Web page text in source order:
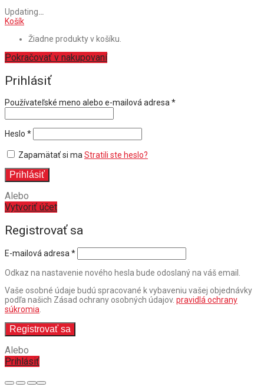
Updating…
Košík
Žiadne produkty v košíku.
Pokračovať v nakupovaní
Prihlásiť
Používateľské meno alebo e-mailová adresa *Povinné
Heslo *Povinné
Zapamätať si ma Stratili ste heslo?
Prihlásiť
Alebo
Vytvoriť účet
Registrovať sa
E-mailová adresa *
Odkaz na nastavenie nového hesla bude odoslaný na váš email.
Vaše osobné údaje budú spracované k vybaveniu vašej objednávky
podľa našich Zásad ochrany osobných údajov. pravidlá ochrany
súkromia
Registrovať sa
Alebo
Prihlásiť